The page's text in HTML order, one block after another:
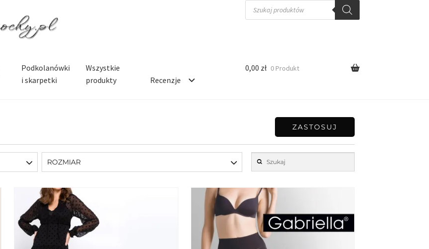
Podkolanówki
i skarpetki
Wszystkie
produkty
Recenzje
0,00 zł 0 Produkt
ZASTOSUJ
ROZMIAR